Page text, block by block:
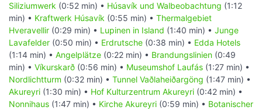
Siliziumwerk (0:52 min) • Húsavík und Walbeobachtung (1:12
min) • Kraftwerk Húsavík (0:55 min) • Thermalgebiet
Hveravellir (0:29 min) • Lupinen in Island (1:40 min) • Junge
Lavafelder (0:50 min) • Erdrutsche (0:38 min) • Edda Hotels
(1:14 min) • Angelplätze (0:22 min) • Brandungslinien (0:49
min) • Víkurskarð (0:56 min) • Museumshof Laufás (1:27 min) •
Nordlichtturm (0:32 min) • Tunnel Vaðlaheiðargöng (1:47 min) •
Akureyri (1:30 min) • Hof Kulturzentrum Akureyri (0:42 min) •
Nonnihaus (1:47 min) • Kirche Akureyri (0:59 min) • Botanischer